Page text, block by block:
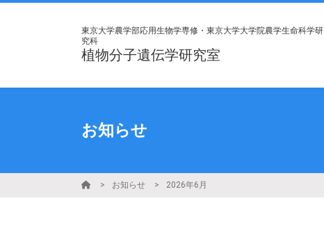
東京大学農学部応用生物学専修・東京大学大学院農学生命科学研
究科
植物分子遺伝学研究室
お知らせ
お知らせ 2026年6月